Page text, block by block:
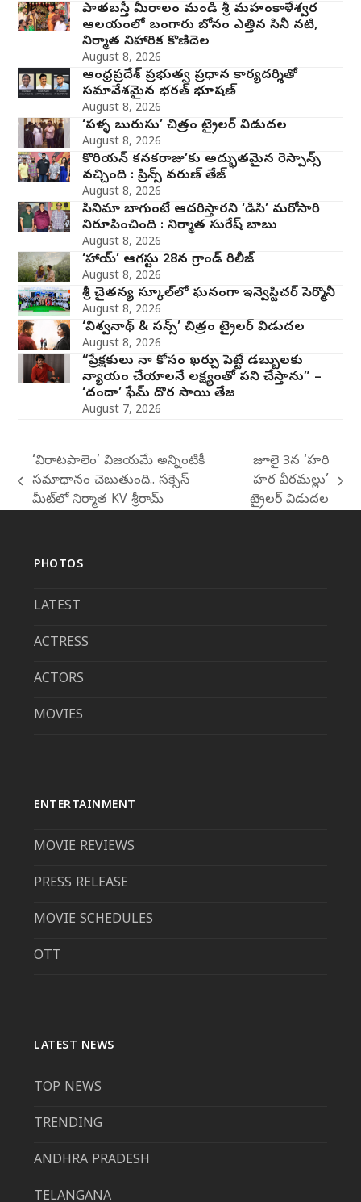
పాతబస్తీ మీరాలం మండి శ్రీ మహంకాళేశ్వర
ఆలయంలో బంగారు బోనం ఎత్తిన సినీ నటి,
నిర్మాత నిహారిక కొణిదెల
August 8, 2026
ఆంధ్రప్రదేశ్ ప్రభుత్వ ప్రధాన కార్యదర్శితో
సమావేశమైన భరత్ భూషణ్
August 8, 2026
‘పళ్ళ బురుసు’ చిత్రం ట్రైలర్ విడుదల
August 8, 2026
కొరియన్ కనకరాజు’కు అద్భుతమైన రెస్పాన్స్
వచ్చింది : ప్రిన్స్ వరుణ్ తేజ్
August 8, 2026
సినిమా బాగుంటే ఆదరిస్తారని ‘డిసి’ మరోసారి
నిరూపించింది : నిర్మాత సురేష్ బాబు
August 8, 2026
‘హాయ్’ ఆగస్టు 28న గ్రాండ్ రిలీజ్
August 8, 2026
శ్రీ చైతన్య స్కూల్‌లో ఘనంగా ఇన్వెస్టిచర్‌ సెర్మొనీ
August 8, 2026
‘విశ్వనాథ్ & సన్స్’ చిత్రం ట్రైలర్ విడుదల
August 8, 2026
“ప్రేక్షకులు నా కోసం ఖర్చు పెట్టే డబ్బులకు
న్యాయం చేయాలనే లక్ష్యంతో పని చేస్తాను” –
‘దందా’ ఫేమ్ దొర సాయి తేజ
August 7, 2026
previous
post:
‘విరాటపాలెం’ విజయమే అన్నింటికీ
సమాధానం చెబుతుంది.. సక్సెస్
మీట్‌లో నిర్మాత KV శ్రీరామ్
next
post:
జూలై 3న ‘హరి
హర వీరమల్లు’
ట్రైలర్ విడుదల
PHOTOS
LATEST
ACTRESS
ACTORS
MOVIES
ENTERTAINMENT
MOVIE REVIEWS
PRESS RELEASE
MOVIE SCHEDULES
OTT
LATEST NEWS
TOP NEWS
TRENDING
ANDHRA PRADESH
TELANGANA